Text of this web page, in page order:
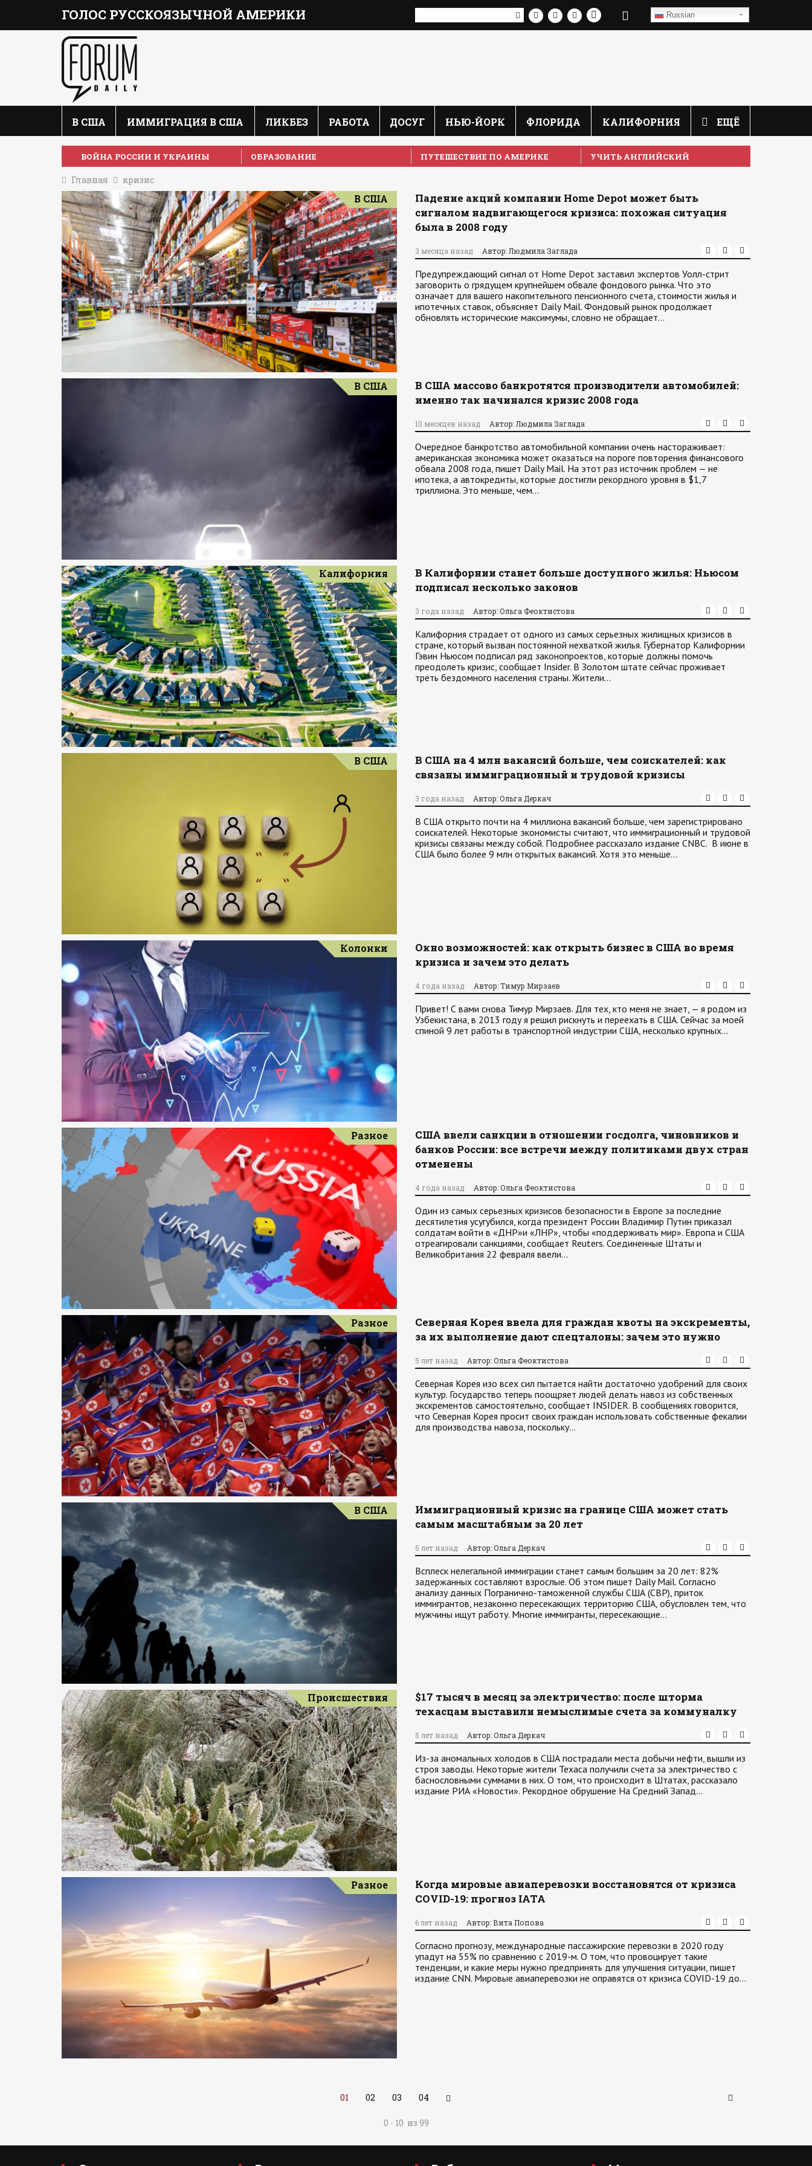
ГОЛОС РУССКОЯЗЫЧНОЙ АМЕРИКИ Russian
В США ИММИГРАЦИЯ В США ЛИКБЕЗ РАБОТА ДОСУГ НЬЮ-ЙОРК ФЛОРИДА КАЛИФОРНИЯ ЕЩЁ
ВОЙНА РОССИИ И УКРАИНЫ ОБРАЗОВАНИЕ ПУТЕШЕСТВИЕ ПО АМЕРИКЕ УЧИТЬ АНГЛИЙСКИЙ
Главная кризис
В США
Падение акций компании Home Depot может быть
сигналом надвигающегося кризиса: похожая ситуация
была в 2008 году
3 месяца назад Автор: Людмила Заглада
Предупреждающий сигнал от Home Depot заставил экспертов Уолл-стрит
заговорить о грядущем крупнейшем обвале фондового рынка. Что это
означает для вашего накопительного пенсионного счета, стоимости жилья и
ипотечных ставок, объясняет Daily Mail. Фондовый рынок продолжает
обновлять исторические максимумы, словно не обращает…
В США
В США массово банкротятся производители автомобилей:
именно так начинался кризис 2008 года
10 месяцев назад Автор: Людмила Заглада
Очередное банкротство автомобильной компании очень настораживает:
американская экономика может оказаться на пороге повторения финансового
обвала 2008 года, пишет Daily Mail. На этот раз источник проблем — не
ипотека, а автокредиты, которые достигли рекордного уровня в $1,7
триллиона. Это меньше, чем…
Калифорния
В Калифорнии станет больше доступного жилья: Ньюсом
подписал несколько законов
3 года назад Автор: Ольга Феоктистова
Калифорния страдает от одного из самых серьезных жилищных кризисов в
стране, который вызван постоянной нехваткой жилья. Губернатор Калифорнии
Гэвин Ньюсом подписал ряд законопроектов, которые должны помочь
преодолеть кризис, сообщает Insider. В Золотом штате сейчас проживает
треть бездомного населения страны. Жители…
В США
В США на 4 млн вакансий больше, чем соискателей: как
связаны иммиграционный и трудовой кризисы
3 года назад Автор: Ольга Деркач
В США открыто почти на 4 миллиона вакансий больше, чем зарегистрировано
соискателей. Некоторые экономисты считают, что иммиграционный и трудовой
кризисы связаны между собой. Подробнее рассказало издание CNBC. В июне в
США было более 9 млн открытых вакансий. Хотя это меньше…
Колонки
Окно возможностей: как открыть бизнес в США во время
кризиса и зачем это делать
4 года назад Автор: Тимур Мирзаев
Привет! С вами снова Тимур Мирзаев. Для тех, кто меня не знает, — я родом из
Узбекистана, в 2013 году я решил рискнуть и переехать в США. Сейчас за моей
спиной 9 лет работы в транспортной индустрии США, несколько крупных…
Разное
США ввели санкции в отношении госдолга, чиновников и
банков России: все встречи между политиками двух стран
отменены
4 года назад Автор: Ольга Феоктистова
Один из самых серьезных кризисов безопасности в Европе за последние
десятилетия усугубился, когда президент России Владимир Путин приказал
солдатам войти в «ДНР»и «ЛНР», чтобы «поддерживать мир». Европа и США
отреагировали санкциями, сообщает Reuters. Соединенные Штаты и
Великобритания 22 февраля ввели…
Разное
Северная Корея ввела для граждан квоты на экскременты,
за их выполнение дают спецталоны: зачем это нужно
5 лет назад Автор: Ольга Феоктистова
Северная Корея изо всех сил пытается найти достаточно удобрений для своих
культур. Государство теперь поощряет людей делать навоз из собственных
экскрементов самостоятельно, сообщает INSIDER. В сообщениях говорится,
что Северная Корея просит своих граждан использовать собственные фекалии
для производства навоза, поскольку…
В США
Иммиграционный кризис на границе США может стать
самым масштабным за 20 лет
5 лет назад Автор: Ольга Деркач
Всплеск нелегальной иммиграции станет самым большим за 20 лет: 82%
задержанных составляют взрослые. Об этом пишет Daily Mail. Согласно
анализу данных Погранично-таможенной службы США (CBP), приток
иммигрантов, незаконно пересекающих территорию США, обусловлен тем, что
мужчины ищут работу. Многие иммигранты, пересекающие…
Происшествия
$17 тысяч в месяц за электричество: после шторма
техасцам выставили немыслимые счета за коммуналку
5 лет назад Автор: Ольга Деркач
Из-за аномальных холодов в США пострадали места добычи нефти, вышли из
строя заводы. Некоторые жители Техаса получили счета за электричество с
баснословными суммами в них. О том, что происходит в Штатах, рассказало
издание РИА «Новости». Рекордное обрушение На Средний Запад…
Разное
Когда мировые авиаперевозки восстановятся от кризиса
COVID-19: прогноз IATA
6 лет назад Автор: Вита Попова
Согласно прогнозу, международные пассажирские перевозки в 2020 году
упадут на 55% по сравнению с 2019-м. О том, что провоцирует такие
тенденции, и какие меры нужно предпринять для улучшения ситуации, пишет
издание CNN. Мировые авиаперевозки не оправятся от кризиса COVID-19 до…
01 02 03 04
0 - 10 из 99